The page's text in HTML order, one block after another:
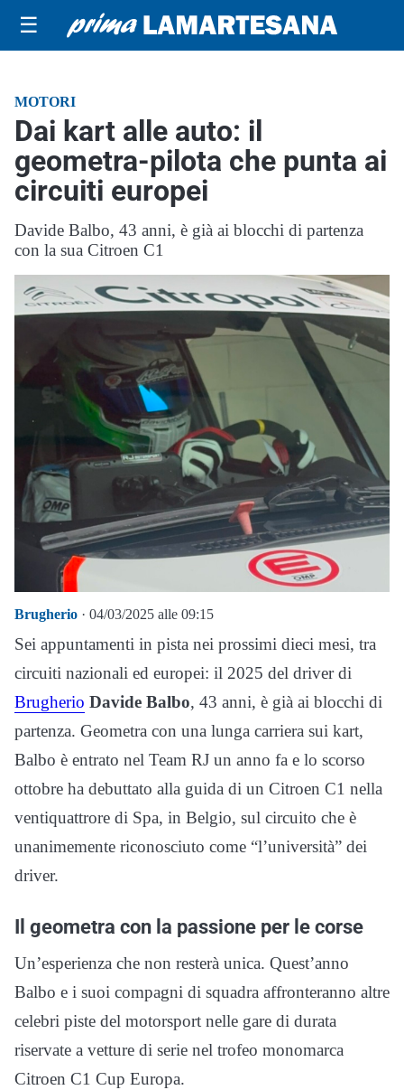
☰
MOTORI
Dai kart alle auto: il
geometra-pilota che punta ai
circuiti europei
Davide Balbo, 43 anni, è già ai blocchi di partenza
con la sua Citroen C1
Brugherio · 04/03/2025 alle 09:15
Sei appuntamenti in pista nei prossimi dieci mesi, tra
circuiti nazionali ed europei: il 2025 del driver di
Brugherio Davide Balbo, 43 anni, è già ai blocchi di
partenza. Geometra con una lunga carriera sui kart,
Balbo è entrato nel Team RJ un anno fa e lo scorso
ottobre ha debuttato alla guida di un Citroen C1 nella
ventiquattrore di Spa, in Belgio, sul circuito che è
unanimemente riconosciuto come “l’università” dei
driver.
Il geometra con la passione per le corse
Un’esperienza che non resterà unica. Quest’anno
Balbo e i suoi compagni di squadra affronteranno altre
celebri piste del motorsport nelle gare di durata
riservate a vetture di serie nel trofeo monomarca
Citroen C1 Cup Europa.